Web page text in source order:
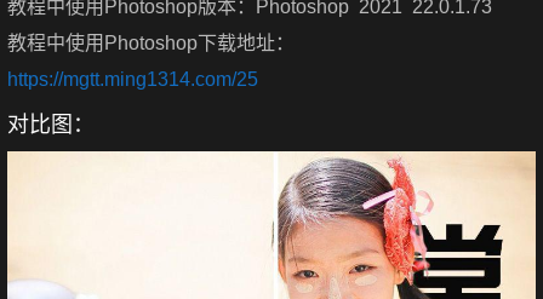
教程中使用Photoshop版本：Photoshop 2021 22.0.1.73
教程中使用Photoshop下载地址：
https://mgtt.ming1314.com/25
对比图：